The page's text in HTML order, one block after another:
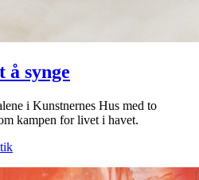
å synge
i Kunstnernes Hus med to
kampen for livet i havet.